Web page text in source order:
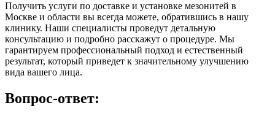
Получить услуги по доставке и установке мезонитей в
Москве и области вы всегда можете, обратившись в нашу
клинику. Наши специалисты проведут детальную
консультацию и подробно расскажут о процедуре. Мы
гарантируем профессиональный подход и естественный
результат, который приведет к значительному улучшению
вида вашего лица.
Вопрос-ответ: